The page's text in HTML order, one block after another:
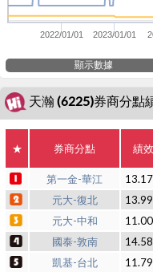
2022/01/01 2023/01/01
顯示數據
天瀚 (6225)券商分點
★ 券商分點 績效
第一金-華江
元大-復北
元大-中和
國泰-敦南
凱基-台北